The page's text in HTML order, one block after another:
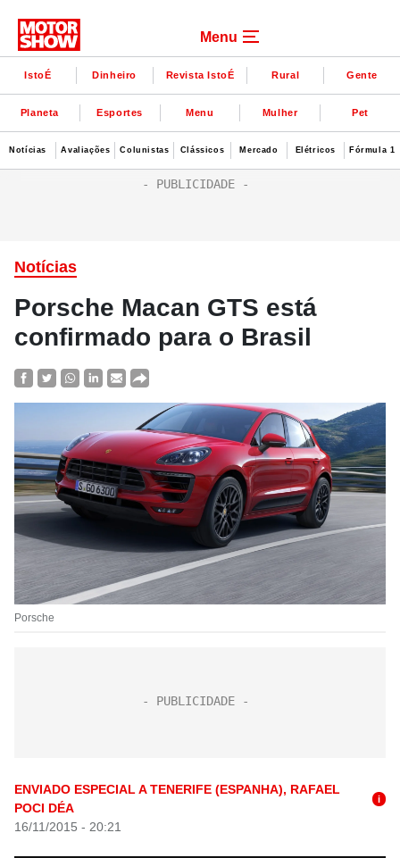
Menu
IstoÉ Dinheiro Revista IstoÉ Rural Gente
Planeta Esportes Menu Mulher Pet
Notícias Avaliações Colunistas Clássicos Mercado Elétricos Fórmula 1
Notícias
Porsche Macan GTS está
confirmado para o Brasil
Porsche
ENVIADO ESPECIAL A TENERIFE (ESPANHA), RAFAEL
POCI DÉA
i
16/11/2015 - 20:21